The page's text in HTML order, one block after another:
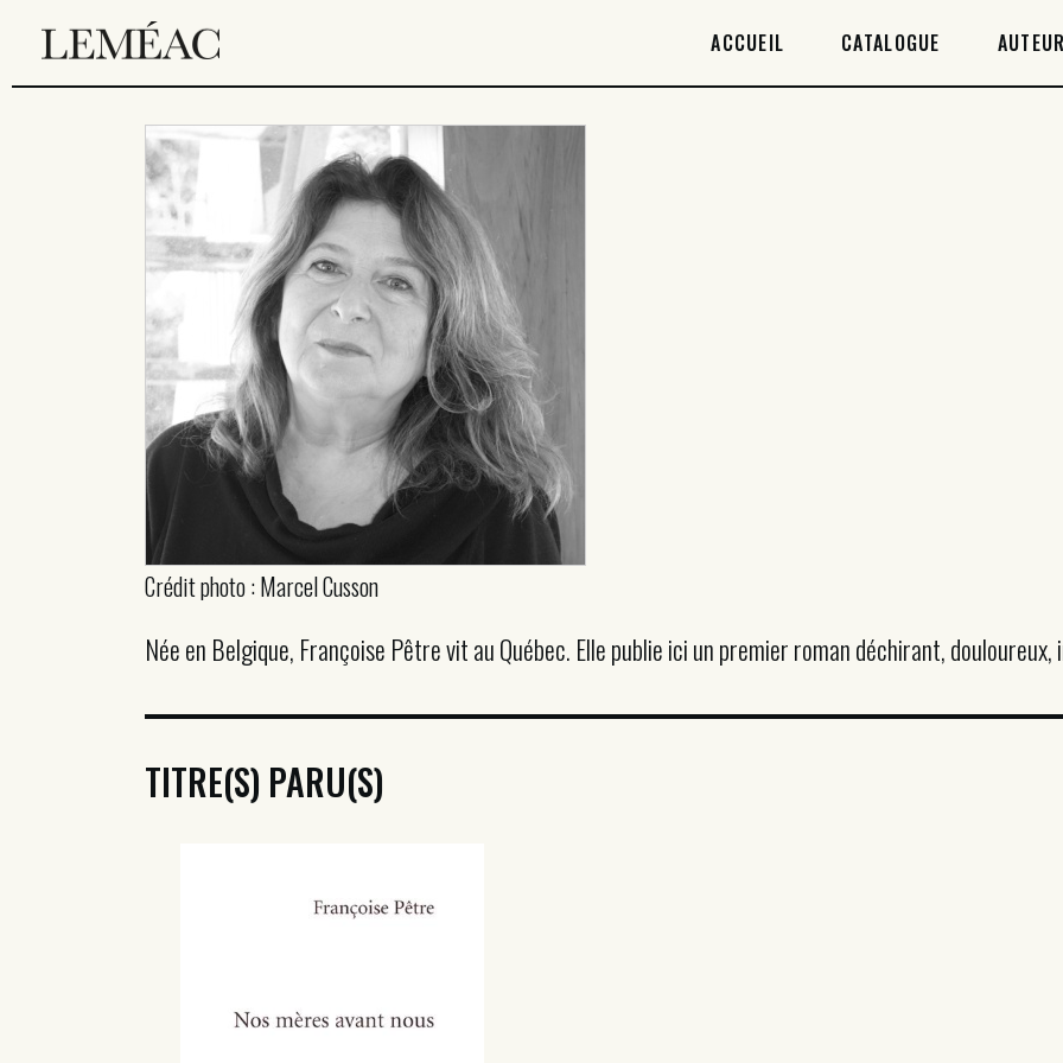
ACCUEIL CATALOGUE
CATALOGUE
Crédit photo : Marcel Cusson
Née en Belgique, Françoise Pêtre vit au Québec. Elle publie ici un premier roman déchirant, douloureux,
TITRE(S) PARU(S)